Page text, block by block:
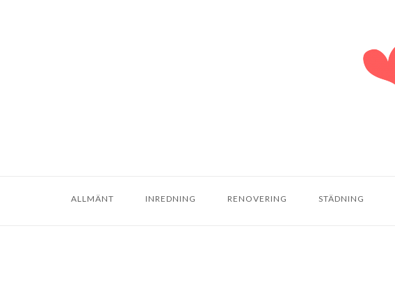
ALLMÄNT INREDNING RENOVERING STÄDNING